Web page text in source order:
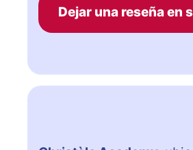
Dejar una reseña en